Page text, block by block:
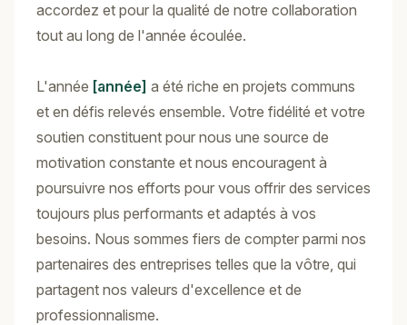
accordez et pour la qualité de notre collaboration
tout au long de l'année écoulée.
L'année [année] a été riche en projets communs
et en défis relevés ensemble. Votre fidélité et votre
soutien constituent pour nous une source de
motivation constante et nous encouragent à
poursuivre nos efforts pour vous offrir des services
toujours plus performants et adaptés à vos
besoins. Nous sommes fiers de compter parmi nos
partenaires des entreprises telles que la vôtre, qui
partagent nos valeurs d'excellence et de
professionnalisme.